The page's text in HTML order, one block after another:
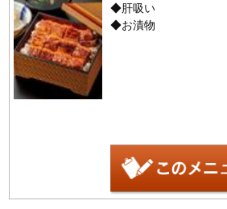
◆肝吸い
◆お漬物